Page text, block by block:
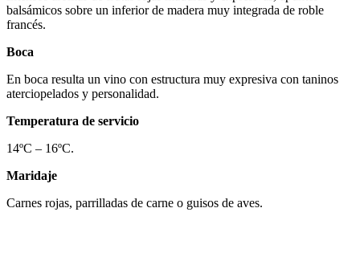
balsámicos sobre un inferior de madera muy integrada de roble
francés.
Boca
En boca resulta un vino con estructura muy expresiva con taninos
aterciopelados y personalidad.
Temperatura de servicio
14ºC – 16ºC.
Maridaje
Carnes rojas, parrilladas de carne o guisos de aves.